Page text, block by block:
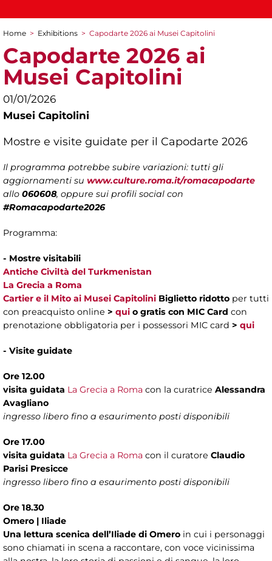
You are here
Home > Exhibitions > Capodarte 2026 ai Musei Capitolini
Capodarte 2026 ai
Musei Capitolini
01/01/2026
Musei Capitolini
Mostre e visite guidate per il Capodarte 2026
Il programma potrebbe subire variazioni: tutti gli
aggiornamenti su www.culture.roma.it/romacapodarte
allo 060608, oppure sui profili social con
#Romacapodarte2026
Programma:
- Mostre visitabili
Antiche Civiltà del Turkmenistan
La Grecia a Roma
Cartier e il Mito ai Musei Capitolini Biglietto ridotto per tutti
con preacquisto online > qui o gratis con MIC Card con
prenotazione obbligatoria per i possessori MIC card > qui
- Visite guidate
Ore 12.00
visita guidata La Grecia a Roma con la curatrice Alessandra
Avagliano
ingresso libero fino a esaurimento posti disponibili
Ore 17.00
visita guidata La Grecia a Roma con il curatore Claudio
Parisi Presicce
ingresso libero fino a esaurimento posti disponibili
Ore 18.30
Omero | Iliade
Una lettura scenica dell’Iliade di Omero in cui i personaggi
sono chiamati in scena a raccontare, con voce vicinissima